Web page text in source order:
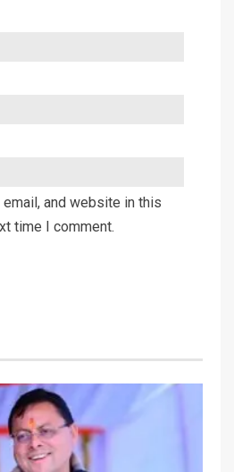
email, and website in this
time I comment.